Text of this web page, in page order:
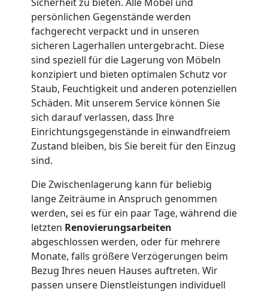
persönlichen Gegenstände werden
fachgerecht verpackt und in unseren
sicheren Lagerhallen untergebracht. Diese
sind speziell für die Lagerung von Möbeln
konzipiert und bieten optimalen Schutz vor
Staub, Feuchtigkeit und anderen potenziellen
Schäden. Mit unserem Service können Sie
sich darauf verlassen, dass Ihre
Einrichtungsgegenstände in einwandfreiem
Zustand bleiben, bis Sie bereit für den Einzug
sind.
Die Zwischenlagerung kann für beliebig
lange Zeiträume in Anspruch genommen
werden, sei es für ein paar Tage, während die
letzten Renovierungsarbeiten
abgeschlossen werden, oder für mehrere
Monate, falls größere Verzögerungen beim
Bezug Ihres neuen Hauses auftreten. Wir
passen unsere Dienstleistungen individuell
Service-
Umzug
Wiener
Neustadt
Qualitäts-
Umzüge
Wiener
Neustadt